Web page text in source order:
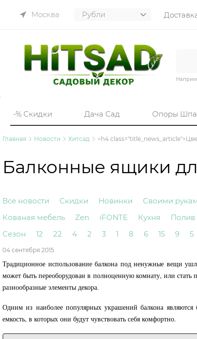
Москва
-% Скидки Дача Сад Опоры
Главная Новости Хитсад <h4
Балконные ящики
Все новости Скидки Новинки Своими
Кованая мебель
Zen iFONTE Кухня Полив
Сезон
12 22 4 2 3 1 8 6 15 9 5
04 сентября 2015
Традиционное использование балкона под ненужные вещи
может быть переоборудован в полноценную комнату, или
разнообразные элементы декора.
Одним из наиболее популярных украшений балкона
емкость, в которых они будут чувствовать себя комфортно.